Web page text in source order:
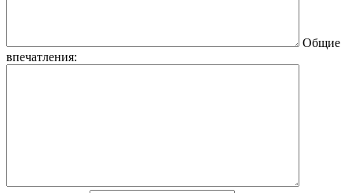
Общие
впечатления: